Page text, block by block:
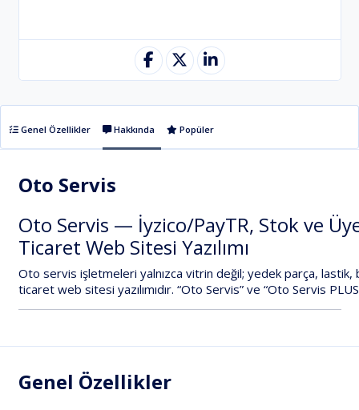
Genel Özellikler Hakkında Popüler
Oto Servis
Oto Servis — İyzico/PayTR, Stokve
Ticaret Web Sitesi Yazılımı
Oto servis işletmeleri yalnızca vitrin değil; yedek parça, lastik,
ticaret web sitesi yazılımıdır. “Oto Servis” ve “Oto Servis
Genel Özellikler